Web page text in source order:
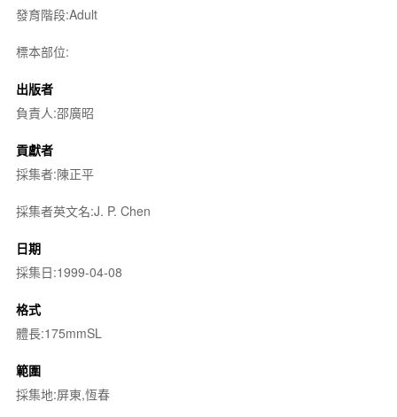
發育階段:Adult
標本部位:
出版者
負責人:邵廣昭
貢獻者
採集者:陳正平
採集者英文名:J. P. Chen
日期
採集日:1999-04-08
格式
體長:175mmSL
範圍
採集地:屏東,恆春